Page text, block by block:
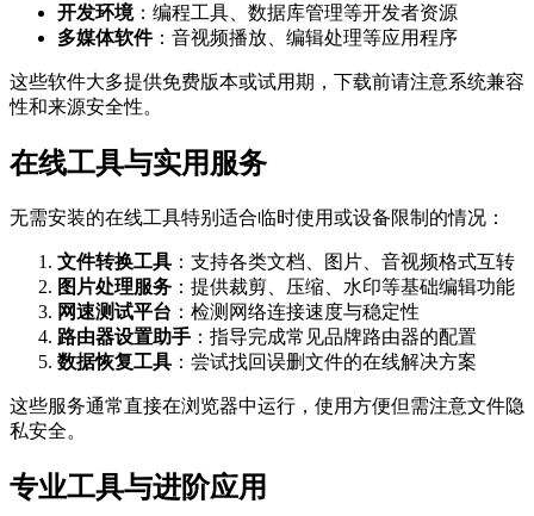
开发环境：编程工具、数据库管理等开发者资源
多媒体软件：音视频播放、编辑处理等应用程序
这些软件大多提供免费版本或试用期，下载前请注意系统兼容
性和来源安全性。
在线工具与实用服务
无需安装的在线工具特别适合临时使用或设备限制的情况：
文件转换工具 ：支持各类文档、图片、音视频格式互转
图片处理服务 ：提供裁剪、压缩、水印等基础编辑功能
网速测试平台 ：检测网络连接速度与稳定性
路由器设置助手 ：指导完成常见品牌路由器的配置
数据恢复工具 ：尝试找回误删文件的在线解决方案
这些服务通常直接在浏览器中运行，使用方便但需注意文件隐
私安全。
专业工具与进阶应用